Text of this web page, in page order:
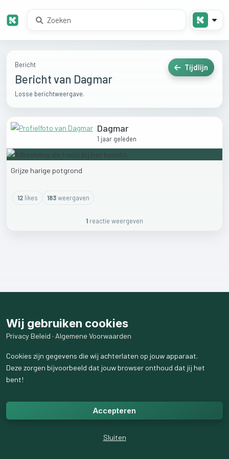
Bericht
Bericht van Dagmar
Losse berichtweergave.
Tijdlijn
Dagmar
1 jaar geleden
Grijze harige potgrond
12likes 183weergaven
1 reactie weergeven
Wij gebruiken cookies
Privacy Beleid · Algemene Voorwaarden
Cookies zijn gegevens die wij achterlaten op jouw apparaat.
Deze zorgen bijvoorbeeld dat jouw browser onthoud dat jij het
bent!
Accepteren
Sluiten